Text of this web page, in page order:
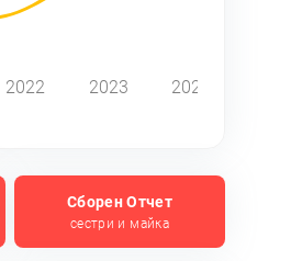
2022 2023 2024
Сборен Отчет
сестри и майка